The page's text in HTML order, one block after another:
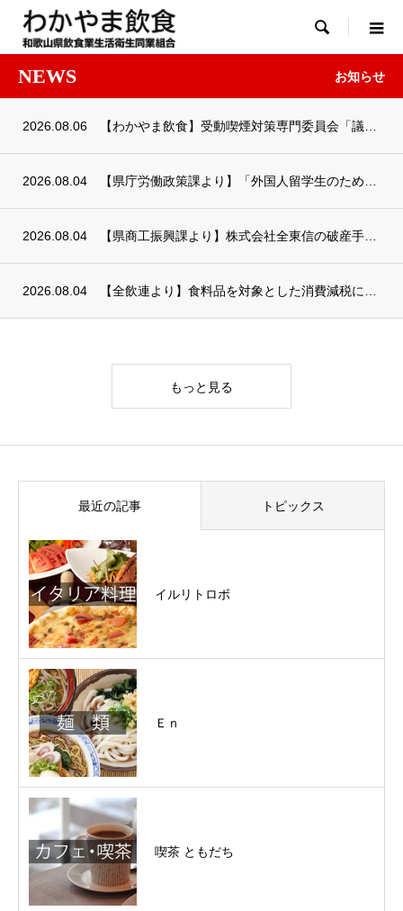

NEWS お知らせ
2026.08.06
2026.08.04
2026.08.04
2026.08.04
もっと見る
最近の記事 トピックス
イルリトロボ
Ｅｎ
喫茶 ともだち